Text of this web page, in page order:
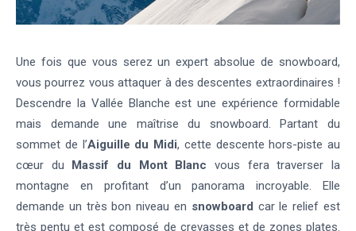
Une fois que vous serez un expert absolue de snowboard,
vous pourrez vous attaquer à des descentes extraordinaires !
Descendre la Vallée Blanche est une expérience formidable
mais demande une maîtrise du snowboard. Partant du
sommet de l’Aiguille du Midi, cette descente hors-piste au
cœur du
Massif du Mont Blanc vous fera traverser la
montagne en profitant d’un panorama incroyable. Elle
demande un très bon niveau en snowboard car le relief est
très pentu et est composé de crevasses et de zones plates.